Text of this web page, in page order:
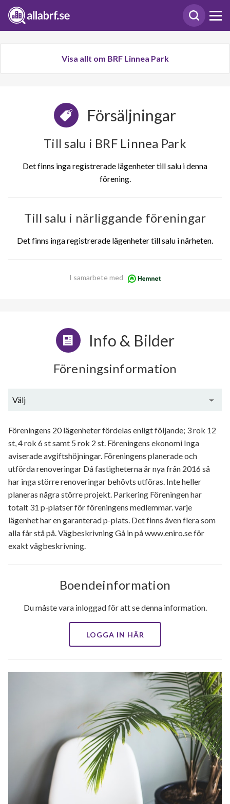
Visa allt om BRF Linnea Park
Försäljningar
Till salu i BRF Linnea Park
Det finns inga registrerade lägenheter till salu i denna
förening.
Till salu i närliggande föreningar
Det finns inga registrerade lägenheter till salu i närheten.
I samarbete med
Info & Bilder
Föreningsinformation
Välj
Föreningens 20 lägenheter fördelas enligt följande; 3 rok 12
st, 4 rok 6 st samt 5 rok 2 st. Föreningens ekonomi Inga
aviserade avgiftshöjningar. Föreningens planerade och
utförda renoveringar Då fastigheterna är nya från 2016 så
har inga större renoveringar behövts utföras. Inte heller
planeras några större projekt. Parkering Föreningen har
totalt 31 p-platser för föreningens medlemmar. varje
lägenhet har en garanterad p-plats. Det finns även flera som
alla får stå på. Vägbeskrivning Gå in på www.eniro.se för
exakt vägbeskrivning.
Boendeinformation
Du måste vara inloggad för att se denna information.
LOGGA IN HÄR